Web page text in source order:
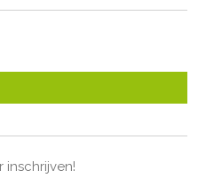
inschrijven!